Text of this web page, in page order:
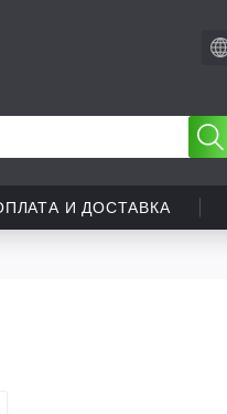
И ДОСТАВКА